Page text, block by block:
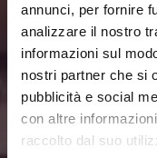
annunci, per fornire
analizzare il nostro
informazioni sul
nostri partner che si
pubblicità e social
con altre
raccolto dal suo